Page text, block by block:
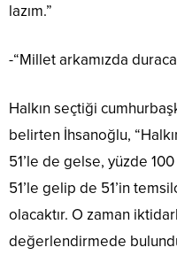
lazım.”
-“Millet arkamızda
Halkın seçtiği
belirten İhsanoğlu,
51’le de gelse, yüzde
51’le gelip de 51’in
olacaktır. O zaman
değerlendirmede